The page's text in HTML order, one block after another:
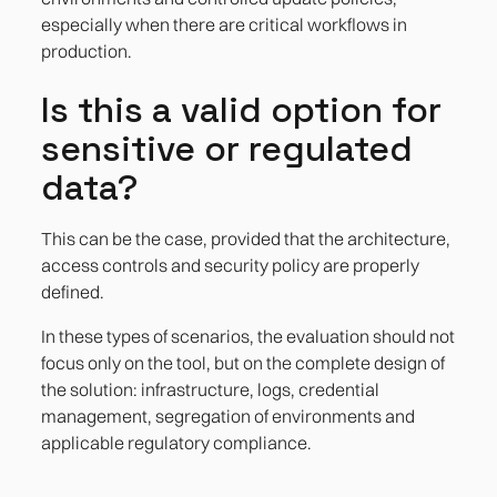
especially when there are critical workflows in
production.
Is this a valid option for
sensitive or regulated
data?
This can be the case, provided that the architecture,
access controls and security policy are properly
defined.
In these types of scenarios, the evaluation should not
focus only on the tool, but on the complete design of
the solution: infrastructure, logs, credential
management, segregation of environments and
applicable regulatory compliance.